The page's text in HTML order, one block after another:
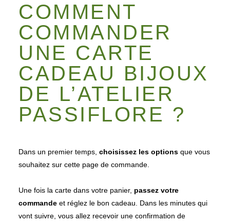
COMMENT
COMMANDER
UNE CARTE
CADEAU BIJOUX
DE L’ATELIER
PASSIFLORE ?
Dans un premier temps, choisissez les options que vous
souhaitez sur cette page de commande.
Une fois la carte dans votre panier, passez votre
commande et réglez le bon cadeau. Dans les minutes qui
vont suivre, vous allez recevoir une confirmation de